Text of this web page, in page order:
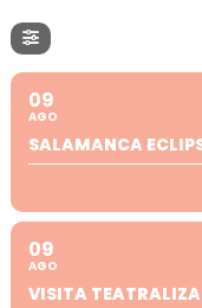
09
AGO
SALAMANCA
09
AGO
VISITA